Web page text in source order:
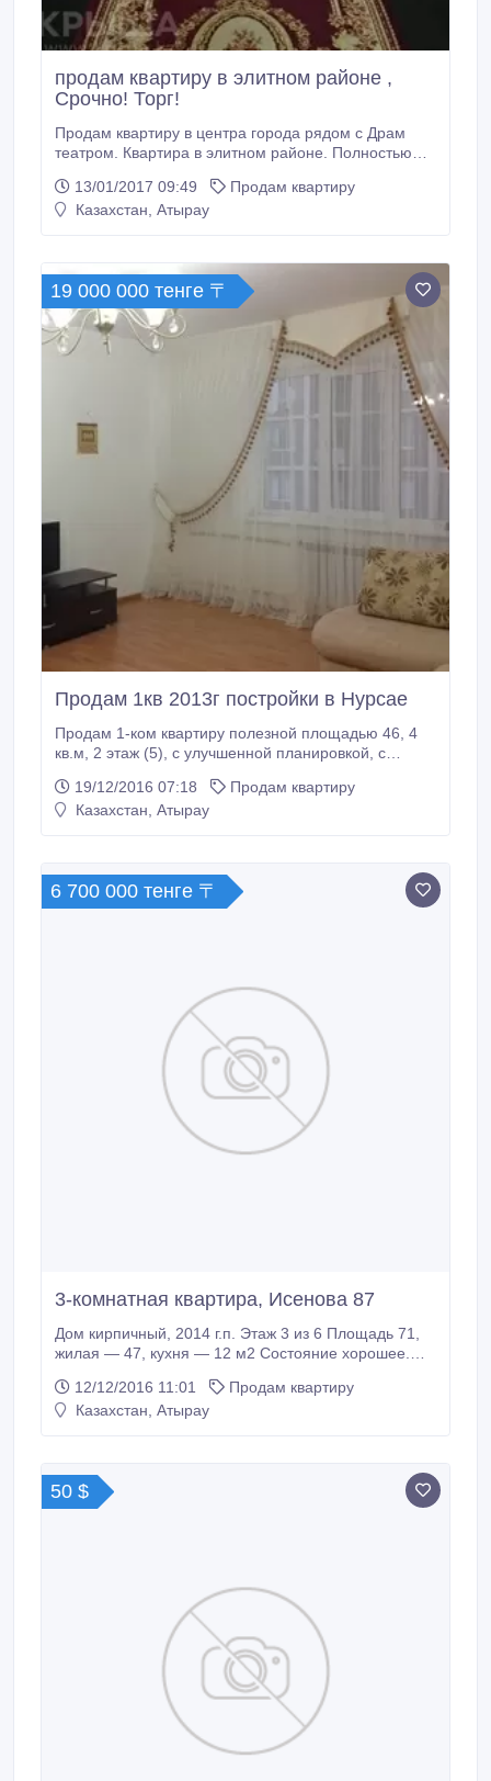
продам квартиру в элитном районе ,
Срочно! Торг!
Продам квартиру в центра города рядом с Драм
театром. Квартира в элитном районе. Полностью
Квартира просторная и светлая, паркет, wifi,
хороший и тихий район а так же магазины, аптеки,
13/01/2017 09:49
Продам квартиру
Казахстан, Атырау
19 000 000 тенге 〒
Продам 1кв 2013г постройки в Нурсае
Продам 1-ком квартиру полезной площадью 46, 4
кв.м, 2 этаж (5), с улучшенной планировкой, с
Нурсая 2. Рядом парк, бассейн, Казахстанско
19/12/2016 07:18
Продам квартиру
Казахстан, Атырау
6 700 000 тенге 〒
3-комнатная квартира, Исенова 87
Дом кирпичный, 2014 г.п. Этаж 3 из 6 Площадь 71,
жилая — 47, кухня — 12 м2 Состояние хорошее.
металлическая. Телефон отдельный. Интернет
оптика. Мебель частично меблирована. Пол плитка.
Кулманова.
12/12/2016 11:01
Продам квартиру
Казахстан, Атырау
50 $